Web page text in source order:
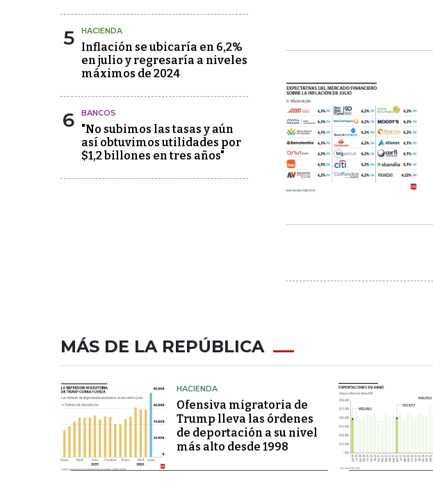
5 HACIENDA
Inflación se ubicaría en 6,2%
en julio y regresaría a niveles
máximos de 2024
6 BANCOS
"No subimos las tasas y aún
así obtuvimos utilidades por
$1,2 billones en tres años"
MÁS DE LA REPÚBLICA
HACIENDA
Ofensiva migratoria de
Trump lleva las órdenes
de deportación a su nivel
más alto desde 1998